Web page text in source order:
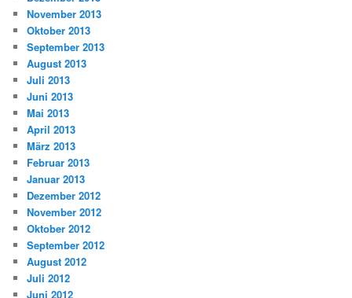
November 2013
Oktober 2013
September 2013
August 2013
Juli 2013
Juni 2013
Mai 2013
April 2013
März 2013
Februar 2013
Januar 2013
Dezember 2012
November 2012
Oktober 2012
September 2012
August 2012
Juli 2012
Juni 2012